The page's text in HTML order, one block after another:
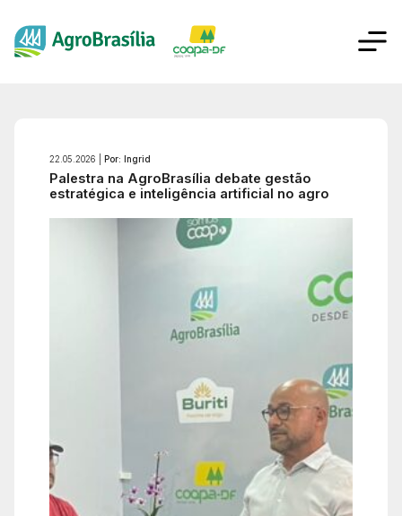
22.05.2026 | Por: Ingrid
Palestra na AgroBrasília debate gestão
estratégica e inteligência artificial no agro